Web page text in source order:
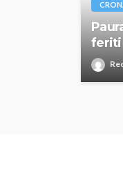
feriti